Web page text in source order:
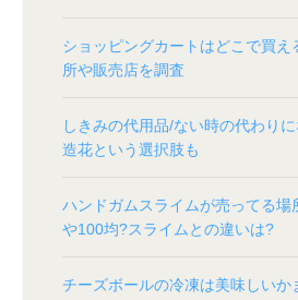
ショッピングカートはどこで買え
所や販売店を調査
しきみの代用品/ない時の代わり
造花という選択肢も
ハンドガムスライムが売ってる場
や100均?スライムとの違いは?
チーズボールの冷凍は美味しいか